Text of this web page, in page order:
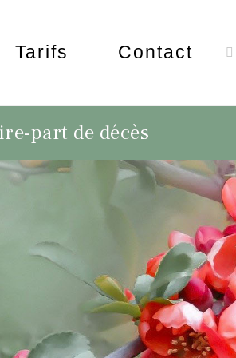
Tarifs Contact
part de décès